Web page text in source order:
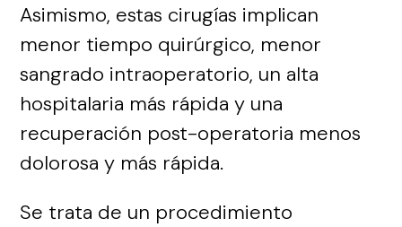
Asimismo, estas cirugías implican
menor tiempo quirúrgico, menor
sangrado intraoperatorio, un alta
hospitalaria más rápida y una
recuperación post-operatoria menos
dolorosa y más rápida.
Se trata de un procedimiento